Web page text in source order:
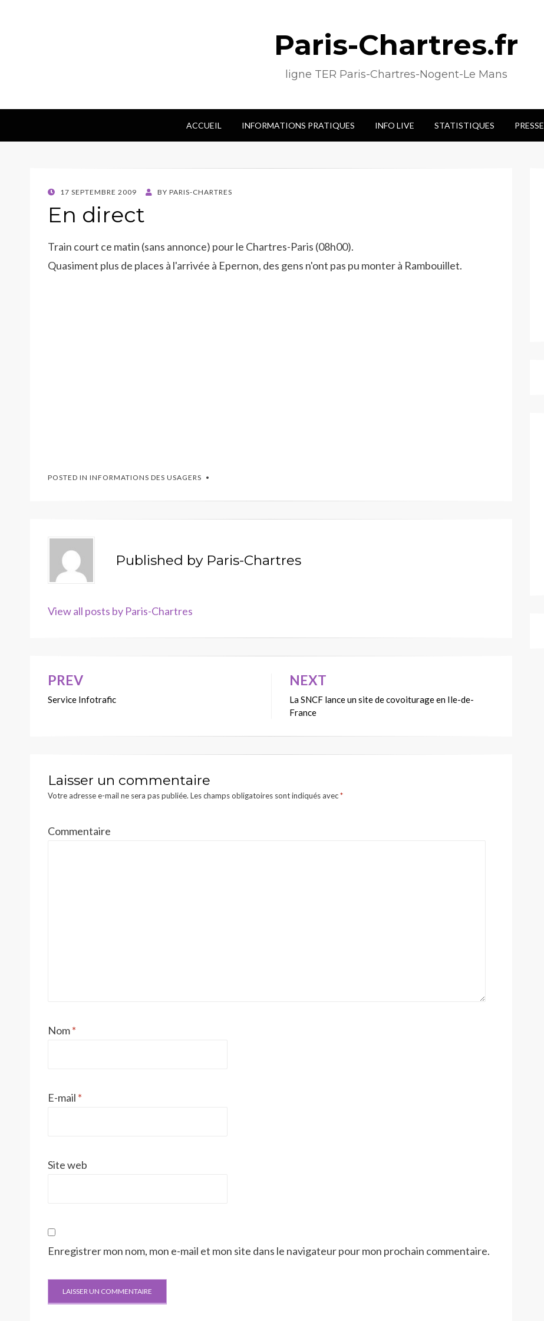
Paris-Chartres.fr
ligne TER Paris-Chartres-Nogent-Le Mans
ACCUEIL INFORMATIONS PRATIQUES INFO LIVE STATISTIQUES PRESSE
POSTED
17 SEPTEMBRE 2009 BY PARIS-CHARTRES
En direct
Train court ce matin (sans annonce) pour le Chartres-Paris (08h00).
Quasiment plus de places à l'arrivée à Epernon, des gens n'ont pas pu monter à Rambouillet.
POSTED IN INFORMATIONS DES USAGERS
Published by Paris-Chartres
View all posts by Paris-Chartres
Navigation
de
PREV
Service Infotrafic
NEXT
La SNCF lance un site de covoiturage en Ile-de-
France
Laisser un commentaire
Votre adresse e-mail ne sera pas publiée. Les champs obligatoires sont indiqués avec*
Commentaire
Nom*
E-mail *
Site web
Enregistrer mon nom, mon e-mail et mon site dans le navigateur pour mon prochain commentaire.